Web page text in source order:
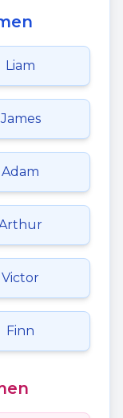
Liam
James
Adam
Victor
Finn